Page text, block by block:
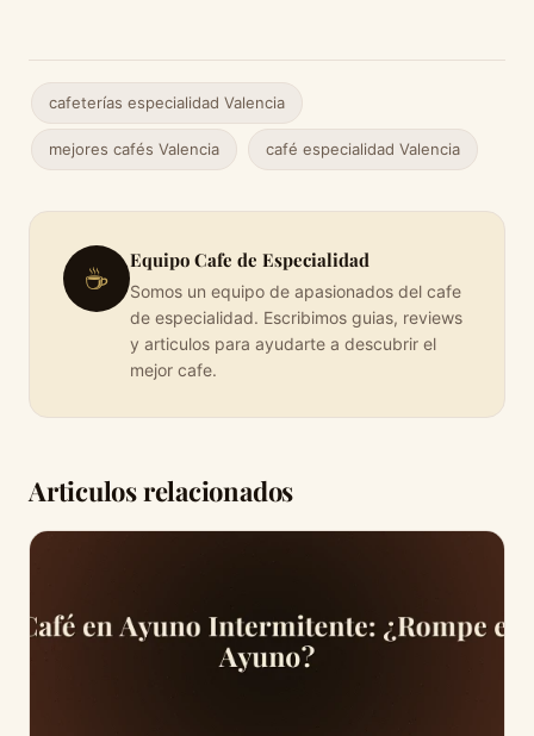
cafeterías especialidad Valencia
mejores cafés Valencia café especialidad Valencia
☕
Equipo Cafe de Especialidad
Somos un equipo de apasionados del cafe
de especialidad. Escribimos guias, reviews
y articulos para ayudarte a descubrir el
mejor cafe.
Articulos relacionados